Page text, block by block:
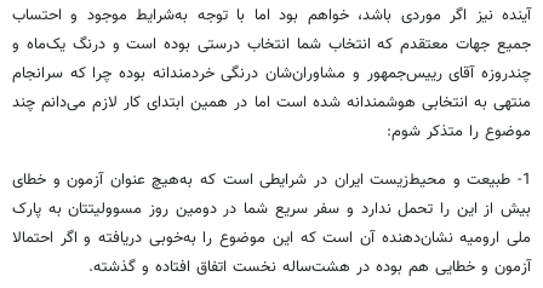
آینده نیز اگر موردی باشد، خواهم بود اما با توجه به‌شرایط موجود و احتساب
جمیع جهات معتقدم که انتخاب شما انتخاب درستی بوده است و درنگ یک‌ماه و
چندروزه آقای رییس‌جمهور و مشاوران‌شان درنگی خردمندانه بوده چرا که سرانجام
منتهی به انتخابی هوشمندانه شده است اما در همین ابتدای کار لازم می‌دانم چند
موضوع را متذکر شوم:
1- طبیعت و محیط‌زیست ایران در شرایطی است که به‌هیچ عنوان آزمون و خطای
بیش از این را تحمل ندارد و سفر سریع شما در دومین روز مسوولیتتان به پارک
ملی ارومیه نشان‌دهنده آن است که این موضوع را به‌خوبی دریافته و اگر احتمالا
آزمون و خطایی هم بوده در هشت‌ساله نخست اتفاق افتاده و گذشته.